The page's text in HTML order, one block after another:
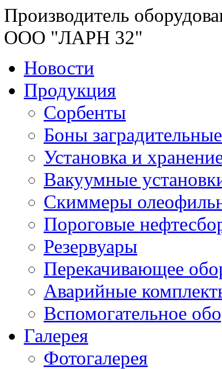
Производитель
ООО "ЛАРН 32"
Новости
Продукция
Сорбенты
Боны заградительные
Установка и
Вакуумные
Скиммеры
Пороговые
Резервуары
Перекачивающее
Аварийные
Вспомогательное
Галерея
Фотогалерея